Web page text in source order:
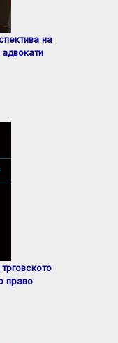
на
право